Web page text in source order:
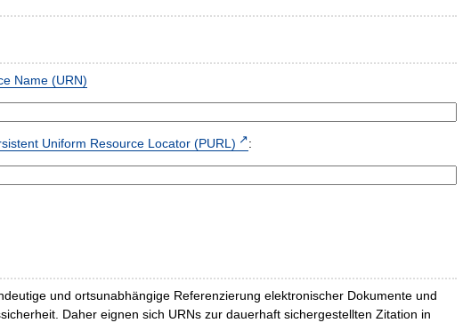
Name (URN)
Uniform Resource Locator (PURL) :
und ortsunabhängige Referenzierung elektronischer Dokumente und
Daher eignen sich URNs zur dauerhaft sichergestellten Zitation in